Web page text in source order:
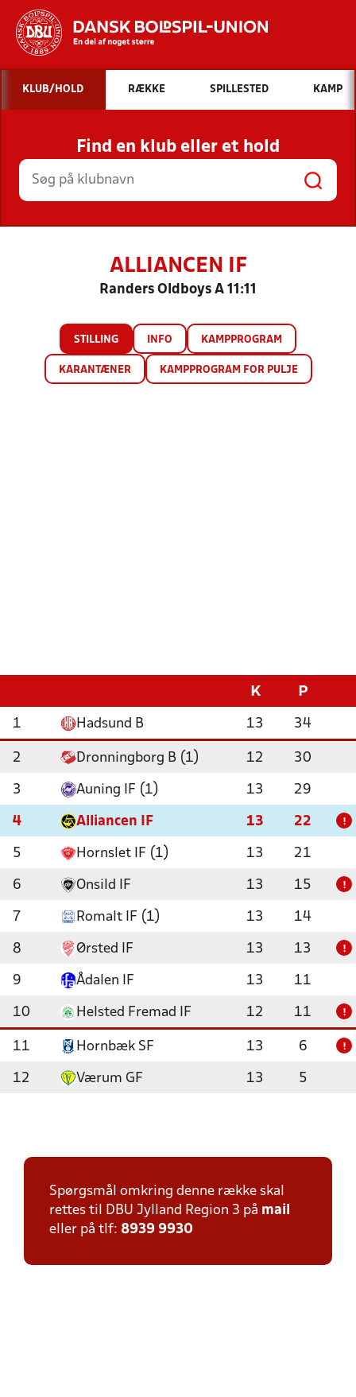
Hvad vil du søge efter?
INDHOLD OG NYHEDER
STILLINGER, RESULTATER, KLUBBER OG
HOLD
KLUB/HOLD RÆKKE SPILLESTED KAMP
Find en klub eller et hold
ALLIANCEN IF
Randers Oldboys A 11:11
STILLING INFO KAMPPROGRAM
KARANTÆNER KAMPPROGRAM FOR PULJE
K P
1 Hadsund B 13 34
2 Dronningborg B (1) 12 30
3 Auning IF (1) 13 29
4 Alliancen IF 13 22 !
5 Hornslet IF (1) 13 21
6 Onsild IF 13 15 !
7 Romalt IF (1) 13 14
8 Ørsted IF 13 13 !
9 Ådalen IF 13 11
10 Helsted Fremad IF 12 11 !
11 Hornbæk SF 13 6 !
12 Værum GF 13 5
Spørgsmål omkring denne række skal
rettes til DBU Jylland Region 3 på mail
eller på tlf: 8939 9930